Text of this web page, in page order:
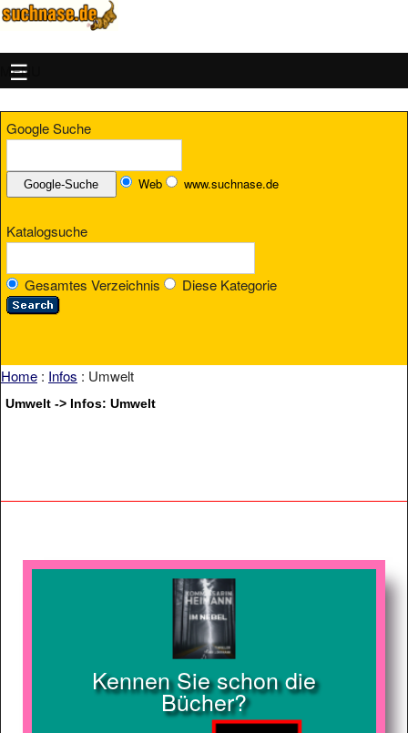
MENU
Google Suche
Web www.suchnase.de
Katalogsuche
Gesamtes Verzeichnis Diese Kategorie
Home : Infos : Umwelt
Umwelt -> Infos: Umwelt
Kennen Sie schon die
Bücher?